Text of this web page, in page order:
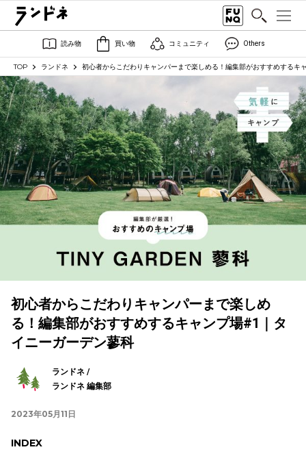
読み物 買い物 コミュニティ Others
TOP ランドネ 初心者からこだわりキャンパーまで楽しめる！編集部がおすすめするキ
初心者からこだわりキャンパーまで楽しめ
る！編集部がおすすめするキャンプ場#1｜タ
イニーガーデン蓼科
ランドネ /
ランドネ 編集部
2023年05月11日
INDEX